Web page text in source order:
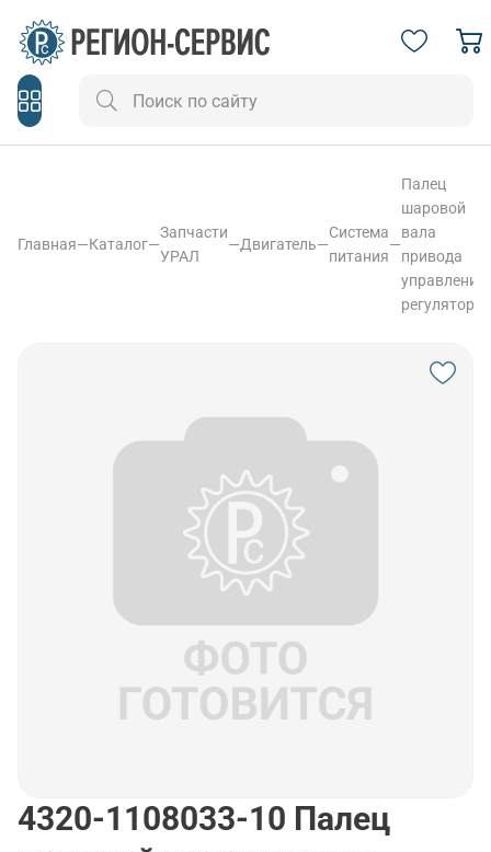
Главная—Каталог—
Запчасти
УРАЛ
—Двигатель—
Система
питания
—
Палец
шаровой
вала
привода
регулятора
4320-1108033-10 Палец